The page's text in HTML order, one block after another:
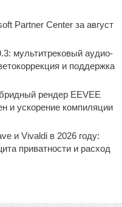
Partner Center за август
мультитрековый аудио-
и поддержка
рендер EEVEE
и ускорение компиляции
и Vivaldi в 2026 году:
приватности и расход